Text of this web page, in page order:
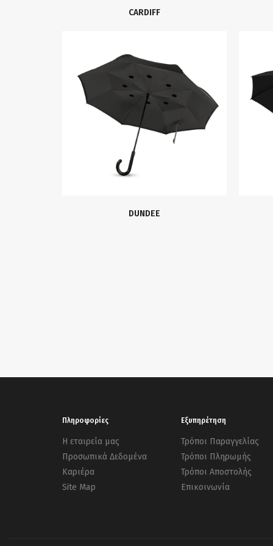
CARDIFF
DUNDEE
Πληροφορίες
Η εταιρεία μας
Προσωπικά Δεδομένα
Καριέρα
Site Map
Εξυπηρέτηση
Τρόποι Παραγγελίας
Τρόποι Πληρωμής
Τρόποι Αποστολής
Επικοινωνία